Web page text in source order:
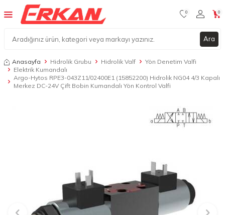
Ara
0 0
Anasayfa Hidrolik Grubu Hidrolik Valf
Yön Denetim Valfi
Elektrik Kumandalı
Argo-Hytos RPE3-043Z11/02400E1 (15852200) Hidrolik NG04 4/3 Kapalı
Merkez DC-24V Çift Bobin Kumandalı Yön Kontrol Valfi